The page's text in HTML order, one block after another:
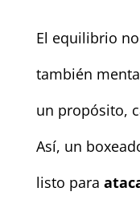
El equilibrio
también
un propósito,
Así, un
listo para